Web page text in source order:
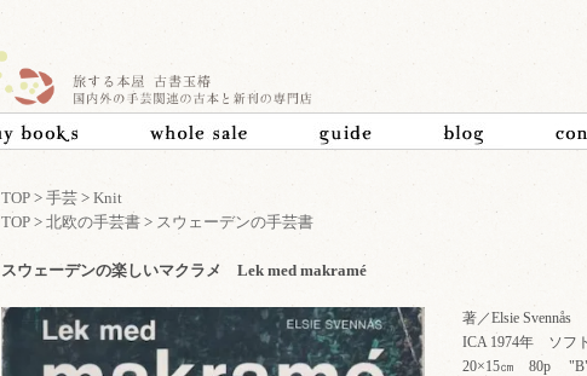
TOP > 手芸 > Knit
TOP > 北欧の手芸書 > スウェーデンの手芸書
スウェーデンの楽しいマクラメ Lek med makramé
著／Elsie Svennås
ICA 1974年 ソフ
20×15㎝ 80p "B"